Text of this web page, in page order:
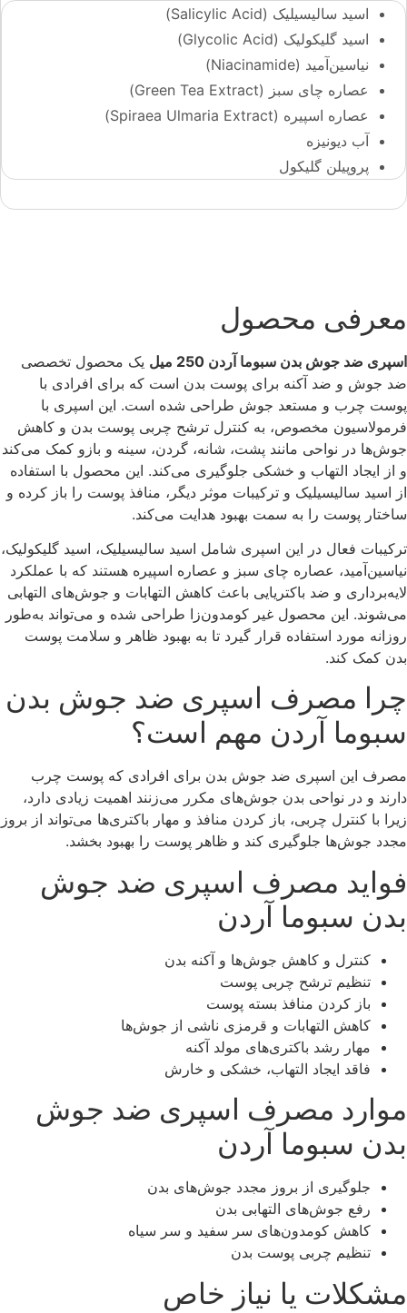
اسید سالیسیلیک (Salicylic Acid)
اسید گلیکولیک (Glycolic Acid)
نیاسین‌آمید (Niacinamide)
عصاره چای سبز (Green Tea Extract)
عصاره اسپیره (Spiraea Ulmaria Extract)
آب دیونیزه
پروپیلن گلیکول
معرفی محصول
اسپری ضد جوش بدن سبوما آردن 250 میل
یک محصول تخصصی
ضد جوش و ضد آکنه برای پوست بدن است که برای افرادی با
پوست چرب و مستعد جوش طراحی شده است. این اسپری با
فرمولاسیون مخصوص، به کنترل ترشح چربی پوست بدن و کاهش
جوش‌ها در نواحی مانند پشت، شانه، گردن، سینه و بازو کمک می‌کند
و از ایجاد التهاب و خشکی جلوگیری می‌کند. این محصول با استفاده
از اسید سالیسیلیک و ترکیبات موثر دیگر، منافذ پوست را باز کرده و
ساختار پوست را به سمت بهبود هدایت می‌کند.
ترکیبات فعال در این اسپری شامل اسید سالیسیلیک، اسید گلیکولیک،
نیاسین‌آمید، عصاره چای سبز و عصاره اسپیره هستند که با عملکرد
لایه‌برداری و ضد باکتریایی باعث کاهش التهابات و جوش‌های التهابی
می‌شوند. این محصول غیر کومدون‌زا طراحی شده و می‌تواند به‌طور
روزانه مورد استفاده قرار گیرد تا به بهبود ظاهر و سلامت پوست
بدن کمک کند.
چرا مصرف اسپری ضد جوش بدن
سبوما آردن مهم است؟
مصرف این اسپری ضد جوش بدن برای افرادی که پوست چرب
دارند و در نواحی بدن جوش‌های مکرر می‌زنند اهمیت زیادی دارد،
زیرا با کنترل چربی، باز کردن منافذ و مهار باکتری‌ها می‌تواند از بروز
مجدد جوش‌ها جلوگیری کند و ظاهر پوست را بهبود بخشد.
فواید مصرف اسپری ضد جوش
بدن سبوما آردن
کنترل و کاهش جوش‌ها و آکنه بدن
تنظیم ترشح چربی پوست
باز کردن منافذ بسته پوست
کاهش التهابات و قرمزی ناشی از جوش‌ها
مهار رشد باکتری‌های مولد آکنه
فاقد ایجاد التهاب، خشکی و خارش
موارد مصرف اسپری ضد جوش
بدن سبوما آردن
جلوگیری از بروز مجدد جوش‌های بدن
رفع جوش‌های التهابی بدن
کاهش کومدون‌های سر سفید و سر سیاه
تنظیم چربی پوست بدن
مشکلات یا نیاز خاص